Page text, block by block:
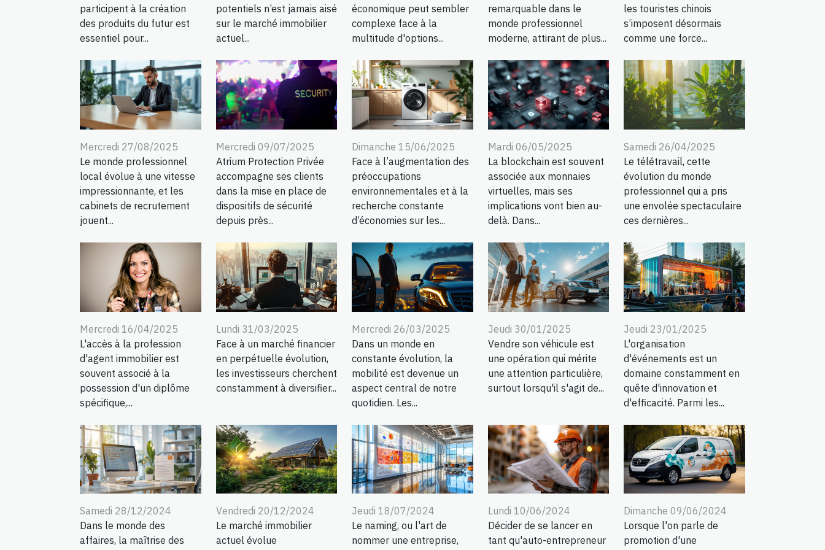
participent à la création
des produits du futur est
essentiel pour...
potentiels n’est jamais aisé
sur le marché immobilier
actuel...
économique peut sembler
complexe face à la
multitude d'options...
remarquable dans le
monde professionnel
moderne, attirant de plus...
les touristes chinois
s’imposent désormais
comme une force...
Mercredi 27/08/2025
Le monde professionnel
local évolue à une vitesse
impressionnante, et les
cabinets de recrutement
jouent...
Mercredi 09/07/2025
Atrium Protection Privée
accompagne ses clients
dans la mise en place de
dispositifs de sécurité
depuis près...
Dimanche 15/06/2025
Face à l’augmentation des
préoccupations
environnementales et à la
recherche constante
d’économies sur les...
Mardi 06/05/2025
La blockchain est souvent
associée aux monnaies
virtuelles, mais ses
implications vont bien au-
delà. Dans...
Samedi 26/04/2025
Le télétravail, cette
évolution du monde
professionnel qui a pris
une envolée spectaculaire
ces dernières...
Mercredi 16/04/2025
L'accès à la profession
d'agent immobilier est
souvent associé à la
possession d'un diplôme
spécifique,...
Lundi 31/03/2025
Face à un marché financier
en perpétuelle évolution,
les investisseurs cherchent
constamment à diversifier...
Mercredi 26/03/2025
Dans un monde en
constante évolution, la
mobilité est devenue un
aspect central de notre
quotidien. Les...
Jeudi 30/01/2025
Vendre son véhicule est
une opération qui mérite
une attention particulière,
surtout lorsqu'il s'agit de...
Jeudi 23/01/2025
L'organisation
d'événements est un
domaine constamment en
quête d'innovation et
d'efficacité. Parmi les...
Samedi 28/12/2024
Dans le monde des
affaires, la maîtrise des
Vendredi 20/12/2024
Le marché immobilier
actuel évolue
Jeudi 18/07/2024
Le naming, ou l'art de
nommer une entreprise,
Lundi 10/06/2024
Décider de se lancer en
tant qu'auto-entrepreneur
Dimanche 09/06/2024
Lorsque l'on parle de
promotion d'une